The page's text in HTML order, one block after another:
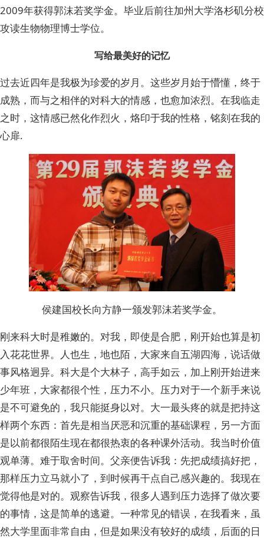
2009年获得郭沫若奖学金。毕业后前往加州大学洛杉矶分校
攻读生物物理博士学位。
写给最美好的记忆
过去近四年是我极为珍爱的岁月。这些岁月始于懵懂，终于
成熟，而与之相伴的对科大的情感，也愈加浓烈。在我临走
之时，这情感已然化作烈火，烙印于我的性格，铭刻在我的
心扉.
侯建国校长向方静一颁发郭沫若奖学金。
刚来科大时是稚嫩的。对我，即使是合肥，刚开始也算是初
入花花世界。人也生，地也陌，大家来自五湖四海，说话做
事风格迥异。科大是个大林子，高手如云，加上刚开始进来
少年班，大家都很个性，压力不小。压力对于一个新手来说
是不可避免的，我只能挺身以对。大一最头疼的就是把持这
样两个东西：首先是相当厌恶和沉重的基础课程，另一方面
是以前都很陌生现在都很热衷的各种课外活动。我当时价值
观单薄。难于取舍时间。父亲便告诉我：先把成绩搞好把，
那样压力立马就小了，到时候再干点自己感兴趣的。我现在
觉得他是对的。观察告诉我，很多人遇到压力选择了做次要
的事情，这是简单的逃避。一种常见的错误，在我看来，虽
然大学里面非常自由，但是如果没有较好的成绩，后面的日